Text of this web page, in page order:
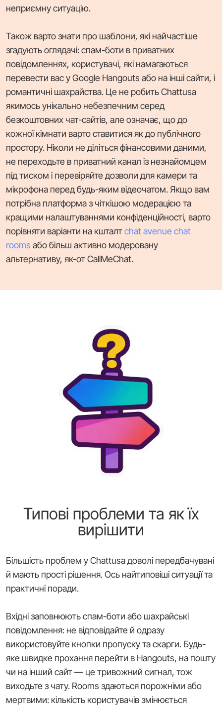
неприємну ситуацію.
Також варто знати про шаблони, які найчастіше
згадують оглядачі: спам-боти в приватних
повідомленнях, користувачі, які намагаються
перевести вас у Google Hangouts або на інші сайти, і
романтичні шахрайства. Це не робить Chattusa
якимось унікально небезпечним серед
безкоштовних чат-сайтів, але означає, що до
кожної кімнати варто ставитися як до публічного
простору. Ніколи не діліться фінансовими даними,
не переходьте в приватний канал із незнайомцем
під тиском і перевіряйте дозволи для камери та
мікрофона перед будь-яким відеочатом. Якщо вам
потрібна платформа з чіткішою модерацією та
кращими налаштуваннями конфіденційності, варто
порівняти варіанти на кшталтchat avenue chat
rooms або більш активно модеровану
альтернативу, як-от CallMeChat.
Типові проблеми та як їх
вирішити
Більшість проблем у Chattusa доволі передбачувані
й мають прості рішення. Ось найтиповіші ситуації та
практичні поради.
Вхідні заповнюють спам-боти або шахрайські
повідомлення: не відповідайте й одразу
використовуйте кнопки пропуску та скарги. Будь-
яке швидке прохання перейти в Hangouts, на пошту
чи на інший сайт — це тривожний сигнал, тож
виходьте з чату. Rooms здаються порожніми або
мертвими: кількість користувачів змінюється